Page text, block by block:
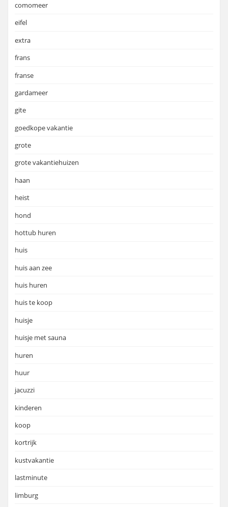
comomeer
eifel
extra
frans
franse
gardameer
gite
goedkope vakantie
grote
grote vakantiehuizen
haan
heist
hond
hottub huren
huis
huis aan zee
huis huren
huis te koop
huisje
huisje met sauna
huren
huur
jacuzzi
kinderen
koop
kortrijk
kustvakantie
lastminute
limburg